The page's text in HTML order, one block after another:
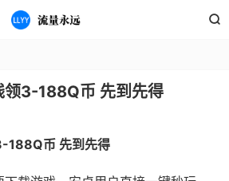

领3-188Q币 先到先得
188Q币 先到先得